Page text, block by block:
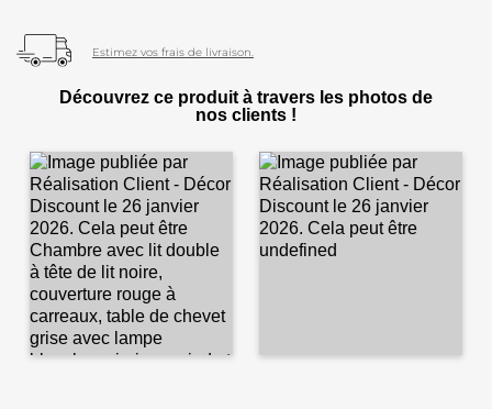
Estimez vos frais de livraison.
Découvrez ce produit à travers les photos de
nos clients !